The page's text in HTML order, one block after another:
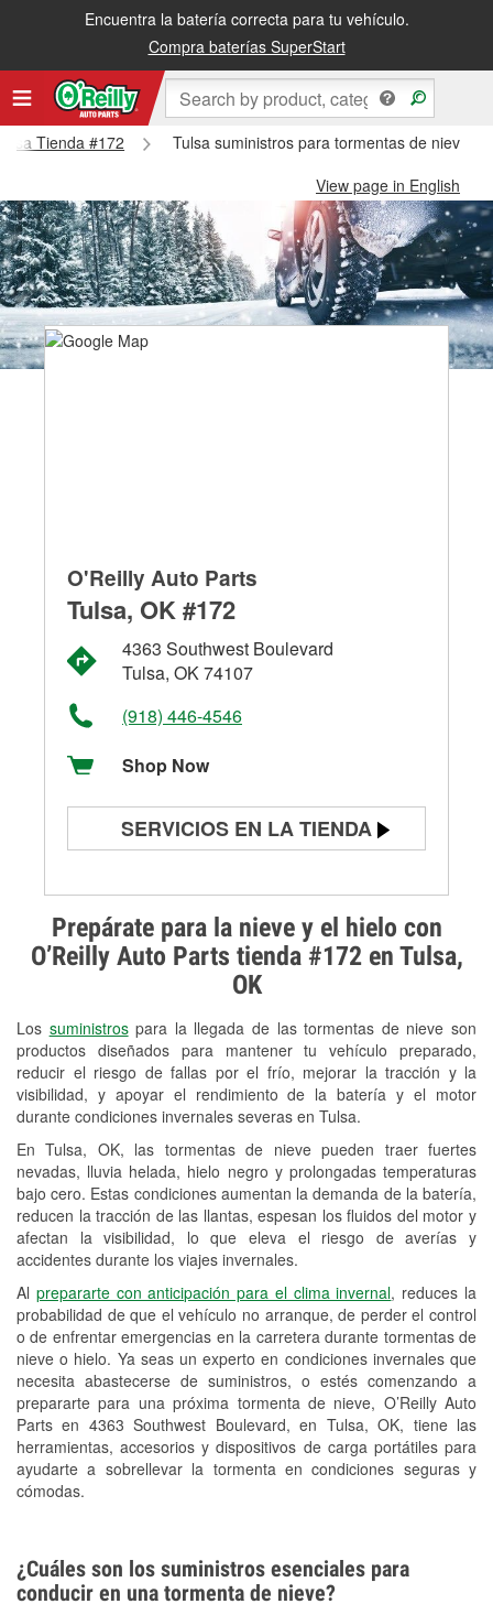
Encuentra la batería correcta para tu vehículo.
Compra baterías SuperStart
Tienda #172
Tulsa suministros para tormentas de nieve -
View page in English
Prepárate para la nieve y el hielo con
O’Reilly Auto Parts tienda #172 en Tulsa,
OK
Los suministrospara la llegada de las tormentas de nieve son
productos diseñados para mantener tu vehículo preparado,
reducir el riesgo de fallas por el frío, mejorar la tracción y la
visibilidad, y apoyar el rendimiento de la batería y el motor
durante condiciones invernales severas en Tulsa.
En Tulsa, OK, las tormentas de nieve pueden traer fuertes
nevadas, lluvia helada, hielo negro y prolongadas temperaturas
bajo cero. Estas condiciones aumentan la demanda de la batería,
reducen la tracción de las llantas, espesan los fluidos del motor y
afectan la visibilidad, lo que eleva el riesgo de averías y
accidentes durante los viajes invernales.
Al prepararte con anticipación para el clima invernal, reduces la
probabilidad de que el vehículo no arranque, de perder el control
o de enfrentar emergencias en la carretera durante tormentas de
nieve o hielo. Ya seas un experto en condiciones invernales que
necesita abastecerse de suministros, o estés comenzando a
prepararte para una próxima tormenta de nieve, O’Reilly Auto
Parts en 4363 Southwest Boulevard, en Tulsa, OK, tiene las
herramientas, accesorios y dispositivos de carga portátiles para
ayudarte a sobrellevar la tormenta en condiciones seguras y
cómodas.
O'Reilly Auto Parts
Tulsa, OK #172
4363 Southwest Boulevard
Tulsa, OK 74107
(918) 446-4546
Shop Now
SERVICIOS EN LA TIENDA
Prueba de alternadores y
arrancadores
Revisión de la luz "Check Engine"
Reciclaje de baterías y aceite
Instalación de bombillas de faros
Instalación de limpiaparabrisas
Programa de Préstamo de
Herramientas
Mezcla de pinturas
Rectificación de tambores y discos de
freno
Mangueras hidráulicas a la medida
Snowstorm Supplies
Tornado Supplies
Conoce más
¿Cuáles son los suministros esenciales para
conducir en una tormenta de nieve?